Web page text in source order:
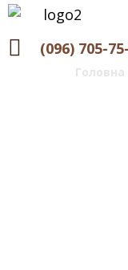
(096) 705-
Головна